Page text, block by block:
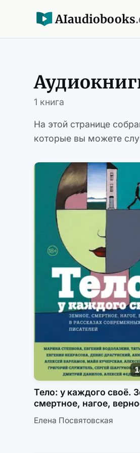
AIaudiobooks
1 книга
На этой странице
которые вы можете
Тело: у каждого своё.
смертное, нагое,
в рассказах
писателей
Елена Посвятовская